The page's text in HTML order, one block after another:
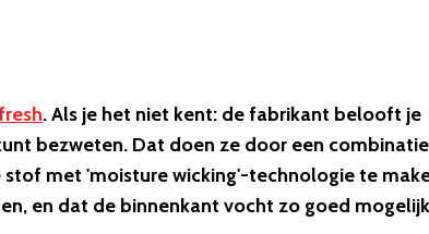
. Als je het niet kent: de fabrikant belooft je
bezweten. Dat doen ze door een combinatie
met 'moisture wicking'-technologie te
en dat de binnenkant vocht zo goed mogelijk